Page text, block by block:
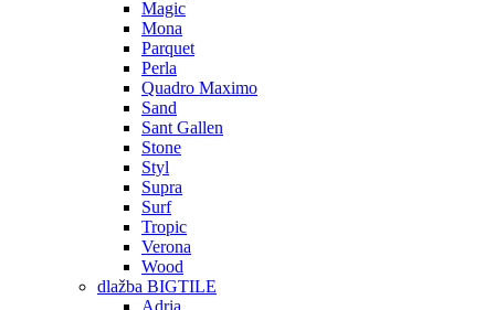
Magic
Mona
Parquet
Perla
Quadro Maximo
Sand
Sant Gallen
Stone
Styl
Supra
Surf
Tropic
Verona
Wood
dlažba BIGTILE
Adria